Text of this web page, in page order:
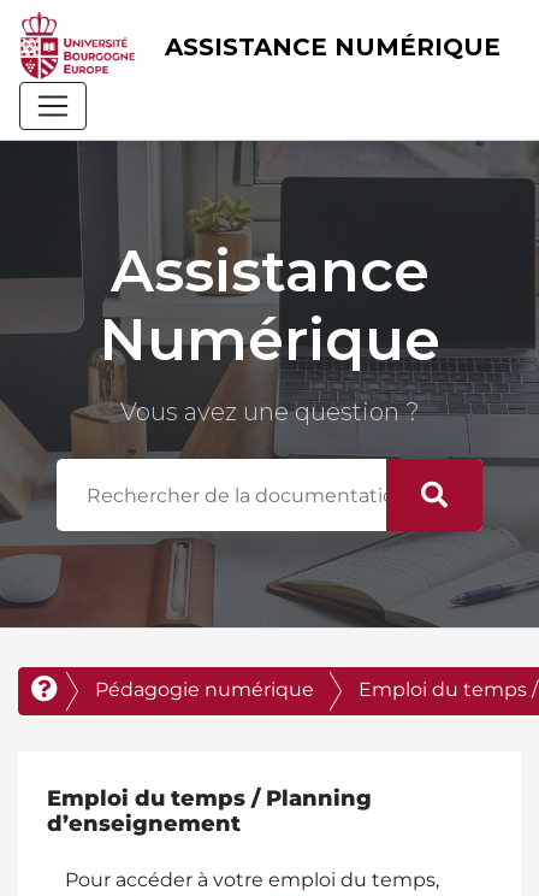
Skip
content
ASSISTANCE NUMÉRIQUE
Assistance
Numérique
Vous avez une question ?
Pédagogie numérique Emploi du temps
Emploi du temps / Planning
d’enseignement
Pour accéder à votre emploi du temps,